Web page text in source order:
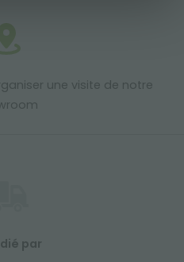
une visite de notre
par